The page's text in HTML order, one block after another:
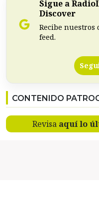
Sigue a
Discover
Recibe
feed.
CONTENIDO
Revisa aquí lo